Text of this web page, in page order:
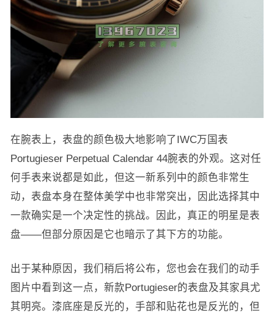
在腕表上，表盘的颜色极大地影响了IWC万国表
Portugieser Perpetual Calendar 44腕表的外观。这对任
何手表来说都是如此，但这一新系列中的颜色非常生
动，表盘本身在整体美学中也非常突出，因此选择其中
一款确实是一个决定性的挑战。因此，真正的明星是表
盘——但部分原因是它也暗示了其下方的功能。
出于某种原因，我们稍后将公布，您也会在我们的动手
图片中看到这一点，新款Portugieser的表盘及其家具尤
其明亮。漆底座是反光的，手部和贴花也是反光的，但